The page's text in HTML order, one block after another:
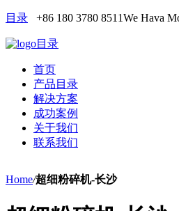
目录 +86 180 3780 8511We Hava
目录
首页
产品目录
解决方案
成功案例
关于我们
联系我们
Home/超细粉碎机-长沙